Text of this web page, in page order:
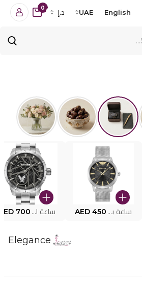
English
UAE د.إ
0
ساعة بوليس للرجال PEWJG0005002 AED 450 ساعة البوليس PEWJG2227302 700
Elegance